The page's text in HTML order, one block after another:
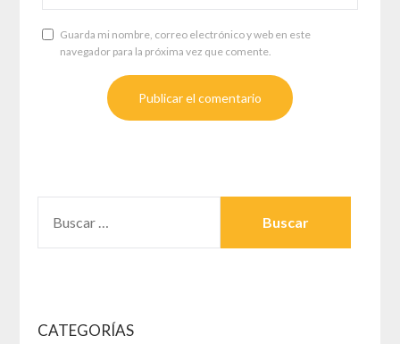
Guarda mi nombre, correo electrónico y web en este
navegador para la próxima vez que comente.
CATEGORÍAS